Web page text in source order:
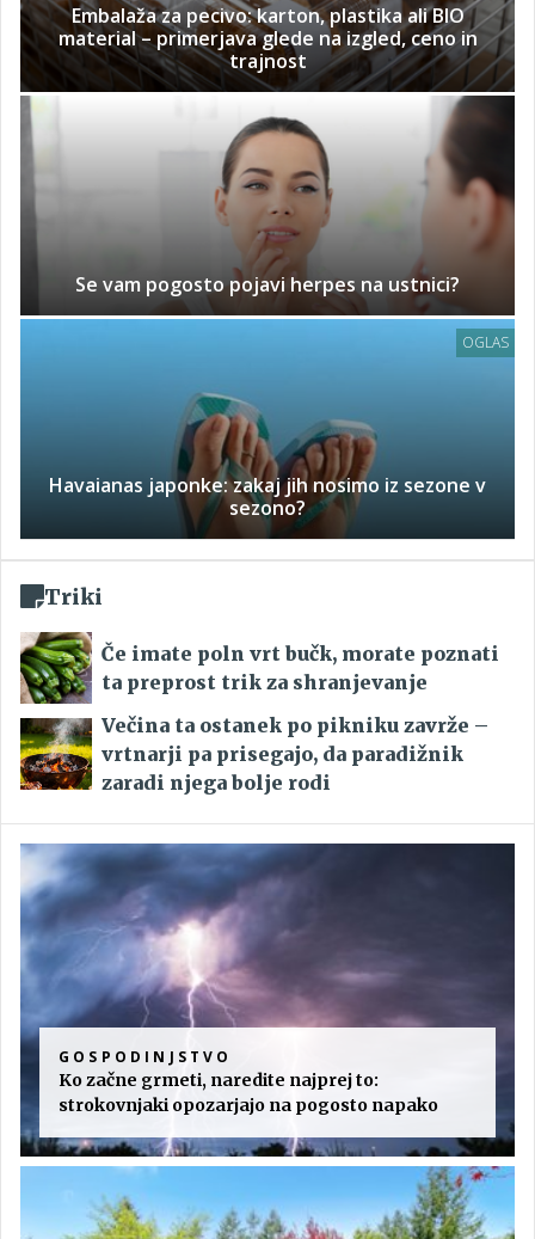
Embalaža za pecivo: karton, plastika ali BIO
material – primerjava glede na izgled, ceno in
trajnost
Se vam pogosto pojavi herpes na ustnici?
OGLAS
Havaianas japonke: zakaj jih nosimo iz sezone v
sezono?
Triki
Če imate poln vrt bučk, morate poznati
ta preprost trik za shranjevanje
Večina ta ostanek po pikniku zavrže –
vrtnarji pa prisegajo, da paradižnik
zaradi njega bolje rodi
GOSPODINJSTVO
Ko začne grmeti, naredite najprej to:
strokovnjaki opozarjajo na pogosto napako